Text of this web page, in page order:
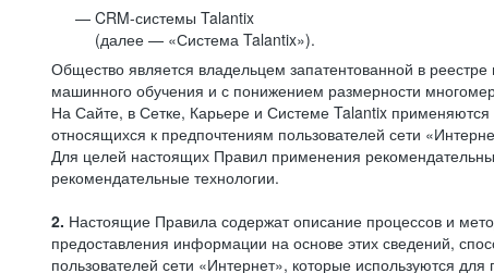
CRM-системы Talantix
(далее — «Система Talantix»).
Общество является владельцем запатентованной в
машинного обучения и с понижением размерности
На Сайте, в Сетке, Карьере и Системе Talantix
относящихся к предпочтениям пользователей сети
Для целей настоящих Правил применения
рекомендательные технологии.
2. Настоящие Правила содержат описание процессов и
предоставления информации на основе этих сведений,
пользователей сети «Интернет», которые используются